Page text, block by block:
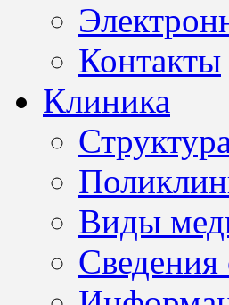
Контакты
Клиника
Виды